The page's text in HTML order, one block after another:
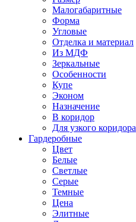
Малогабаритные
Форма
Угловые
Отделка и материал
Из МДФ
Зеркальные
Особенности
Купе
Эконом
Назначение
В коридор
Для узкого коридора
Гардеробные
Цвет
Белые
Светлые
Серые
Темные
Цена
Элитные